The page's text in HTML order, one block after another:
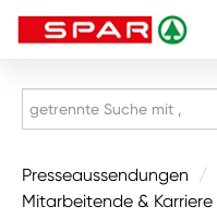
Presseaussendungen
National
Presseaussendungen /
Mitarbeitende & Karriere